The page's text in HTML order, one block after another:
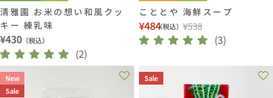
清雅園 お米の想い和風クッ
キー 練乳味
通
常
価
格
¥430 （税込）
(2)
こととや 海鮮スープ
セ
ー
価
格
¥484（税込）
通
常
格
¥538
(3)
New
Sale
Sale